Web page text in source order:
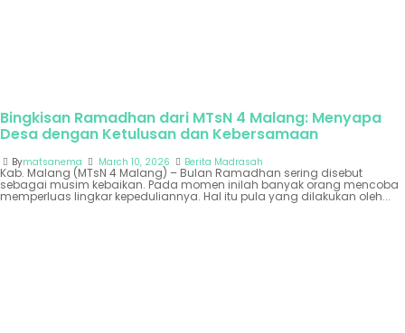
Bingkisan Ramadhan dari MTsN 4 Malang: Menyapa
Desa dengan Ketulusan dan Kebersamaan
Bymatsanema March 10, 2026 Berita Madrasah
Kab. Malang (MTsN 4 Malang) – Bulan Ramadhan sering disebut
sebagai musim kebaikan. Pada momen inilah banyak orang mencoba
memperluas lingkar kepeduliannya. Hal itu pula yang dilakukan oleh...